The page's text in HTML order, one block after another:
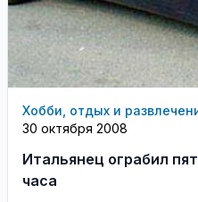
Хобби, отдых и
30 октября 2008
Итальянец ограбил
часа